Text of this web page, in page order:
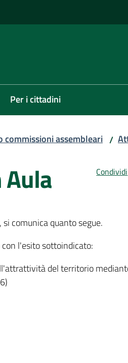
Per i cittadini
assembleari /
Condividi
comunica quanto segue.
l'esito sottoindicato:
del territorio